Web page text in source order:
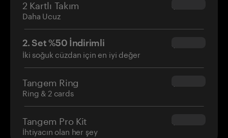
2 Kartlı Takım
Daha Ucuz
$54.90
2. Set %50 İndirimli
İki soğuk cüzdan için en iyi değer
$34.95
Tangem Ring
Ring & 2 cards
$160.00
Tangem Pro Kit
İhtiyacın olan her şey
$180.00